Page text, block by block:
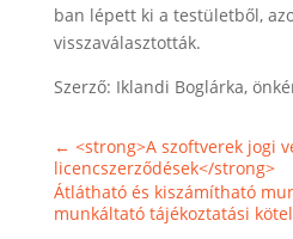
ban lépett ki a testületből,
visszaválasztották.
Szerző: Iklandi Boglárka,
← <strong>A szoftverek jogi
licencszerződések</strong>
Átlátható és kiszámítható
munkáltató tájékoztatási